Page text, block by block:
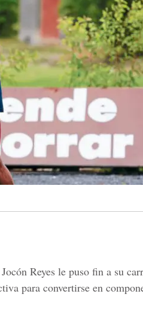
Reyes le puso fin a su
para convertirse en